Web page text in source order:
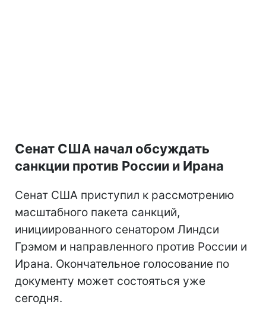
Сенат США начал обсуждать
санкции против России и Ирана
Сенат США приступил к рассмотрению
масштабного пакета санкций,
инициированного сенатором Линдси
Грэмом и направленного против России и
Ирана. Окончательное голосование по
документу может состояться уже
сегодня.